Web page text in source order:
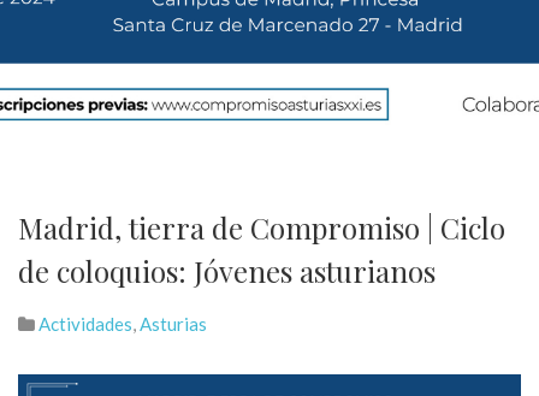
Madrid, tierra de Compromiso | Ciclo
de coloquios: Jóvenes asturianos
Actividades,Asturias